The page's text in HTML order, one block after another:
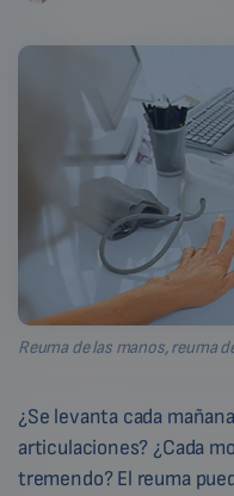
Reuma de las manos, reuma
¿Se levanta cada
articulaciones? ¿Cada
tremendo? El reuma